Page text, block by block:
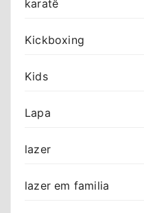
karatê
Kickboxing
Kids
Lapa
lazer
lazer em familia